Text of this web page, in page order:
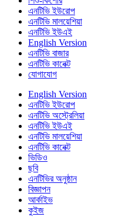
এনটিভি ইউরোপ
এনটিভি মালয়েশিয়া
এনটিভি ইউএই
English Version
এনটিভি বাজার
এনটিভি কানেক্ট
যোগাযোগ
English Version
এনটিভি ইউরোপ
এনটিভি অস্ট্রেলিয়া
এনটিভি ইউএই
এনটিভি মালয়েশিয়া
এনটিভি কানেক্ট
ভিডিও
ছবি
এনটিভির অনুষ্ঠান
বিজ্ঞাপন
আর্কাইভ
কুইজ